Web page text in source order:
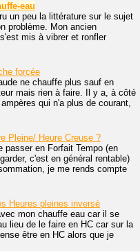
eau
un peu la littérature sur le sujet
problème. Mon ancien
mis à vibrer et ronfler
forcée
ne chauffe plus sauf en
mais rien à faire. Il y a, à côté
qui n'a plus de courant,
Pleine/ Heure Creuse ?
en Forfait Tempo (en
c'est en général rentable)
je me rends compte
Heures pleines inversé
mon chauffe eau car il se
lieu de le faire en HC car sur la
être en HC alors que je